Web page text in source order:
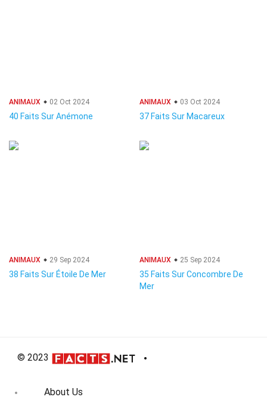
ANIMAUX 02 Oct 2024
40 Faits Sur Anémone
ANIMAUX 03 Oct 2024
37 Faits Sur Macareux
ANIMAUX 29 Sep 2024
38 Faits Sur Étoile De Mer
ANIMAUX 25 Sep 2024
35 Faits Sur Concombre De
Mer
© 2023
About Us